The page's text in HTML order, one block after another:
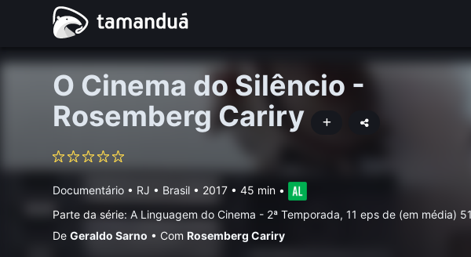
O Cinema do Silêncio -
Rosemberg Cariry
Documentário • RJ • Brasil • 2017 • 45 min •
Parte da série:A Linguagem do Cinema - 2ª Temporada, 11 eps de (em média)
DeGeraldo Sarno • Com Rosemberg Cariry